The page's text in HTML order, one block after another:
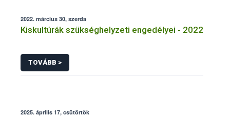
2022. március 30, szerda
Kiskultúrák szükséghelyzeti engedélyei - 2022
TOVÁBB >
2025. április 17, csütörtök